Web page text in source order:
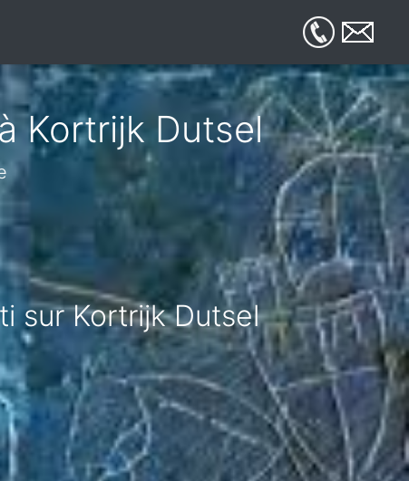
Kortrijk Dutsel
sur Kortrijk Dutsel